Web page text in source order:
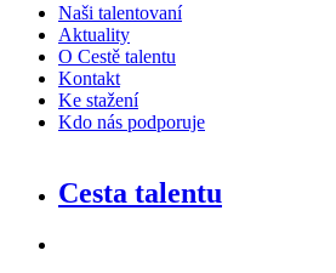
Naši talentovaní
Aktuality
O Cestě talentu
Kontakt
Ke stažení
Kdo nás podporuje
Cesta talentu